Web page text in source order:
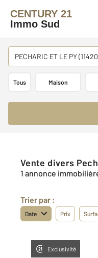
CENTURY 21
Immo Sud
PECHARIC ET LE PY
Tous Maison
Vente divers
1 annonce
Trier par :
Date Prix
Exclusivité